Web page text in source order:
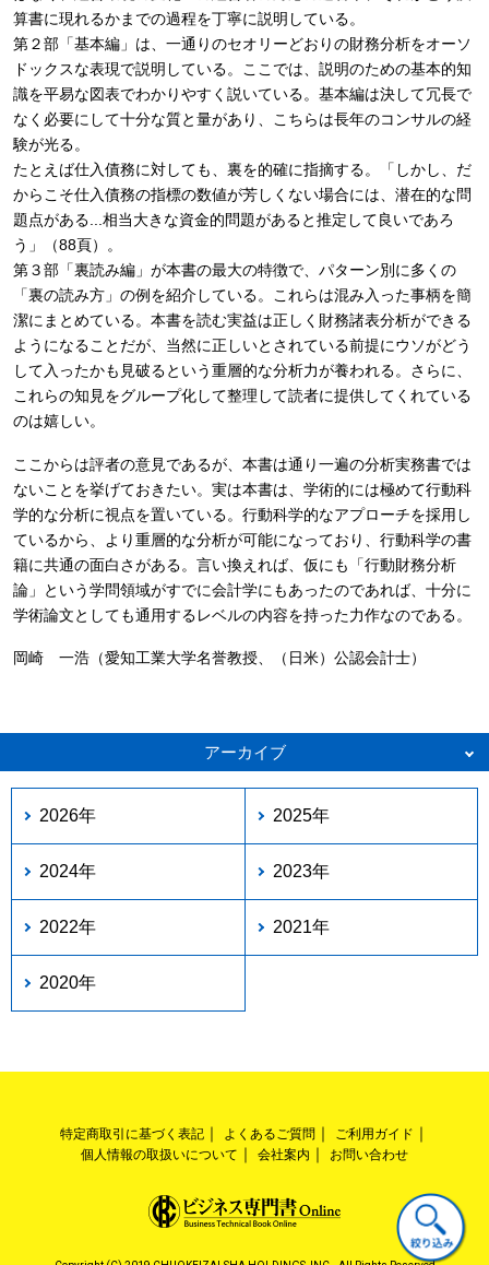
算書に現れるかまでの過程を丁寧に説明している。
第２部「基本編」は、一通りのセオリーどおりの財務分析をオーソ
ドックスな表現で説明している。ここでは、説明のための基本的知
識を平易な図表でわかりやすく説いている。基本編は決して冗長で
なく必要にして十分な質と量があり、こちらは長年のコンサルの経
験が光る。
たとえば仕入債務に対しても、裏を的確に指摘する。「しかし、だ
からこそ仕入債務の指標の数値が芳しくない場合には、潜在的な問
題点がある...相当大きな資金的問題があると推定して良いであろ
う」（88頁）。
第３部「裏読み編」が本書の最大の特徴で、パターン別に多くの
「裏の読み方」の例を紹介している。これらは混み入った事柄を簡
潔にまとめている。本書を読む実益は正しく財務諸表分析ができる
ようになることだが、当然に正しいとされている前提にウソがどう
して入ったかも見破るという重層的な分析力が養われる。さらに、
これらの知見をグループ化して整理して読者に提供してくれている
のは嬉しい。
ここからは評者の意見であるが、本書は通り一遍の分析実務書では
ないことを挙げておきたい。実は本書は、学術的には極めて行動科
学的な分析に視点を置いている。行動科学的なアプローチを採用し
ているから、より重層的な分析が可能になっており、行動科学の書
籍に共通の面白さがある。言い換えれば、仮にも「行動財務分析
論」という学問領域がすでに会計学にもあったのであれば、十分に
学術論文としても通用するレベルの内容を持った力作なのである。
岡崎 一浩（愛知工業大学名誉教授、（日米）公認会計士）
アーカイブ
2026年 2025年
2024年 2023年
2022年 2021年
2020年
特定商取引に基づく表記 よくあるご質問
ご利用ガイド
個人情報の取扱いについて
会社案内 お問い合わせ